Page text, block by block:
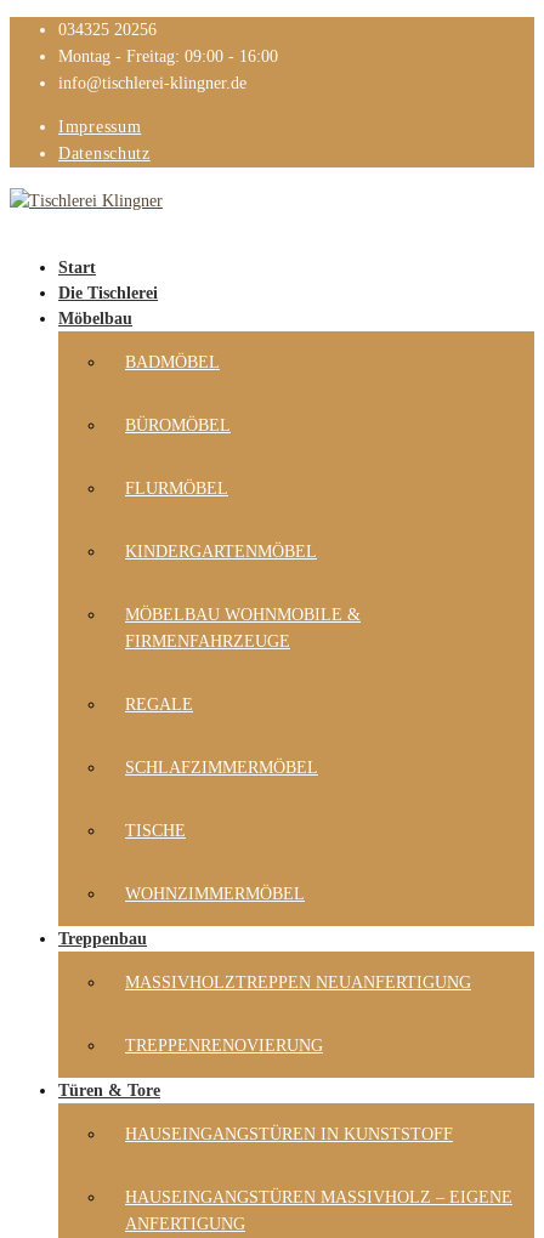
034325 20256
Montag - Freitag: 09:00 - 16:00
info@tischlerei-klingner.de
Impressum
Datenschutz
Start
Die Tischlerei
Möbelbau
BADMÖBEL
BÜROMÖBEL
FLURMÖBEL
KINDERGARTENMÖBEL
MÖBELBAU WOHNMOBILE &
FIRMENFAHRZEUGE
REGALE
SCHLAFZIMMERMÖBEL
TISCHE
WOHNZIMMERMÖBEL
Treppenbau
MASSIVHOLZTREPPEN NEUANFERTIGUNG
TREPPENRENOVIERUNG
Türen & Tore
HAUSEINGANGSTÜREN IN KUNSTSTOFF
HAUSEINGANGSTÜREN MASSIVHOLZ – EIGENE
ANFERTIGUNG